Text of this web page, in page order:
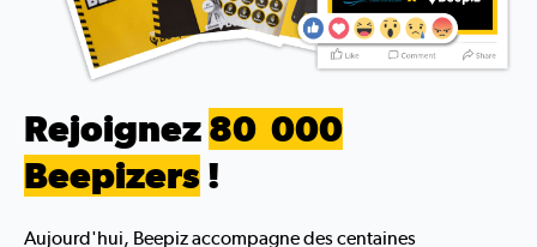
Rejoignez 80 000
Beepizers !
Aujourd'hui, Beepiz accompagne des centaines